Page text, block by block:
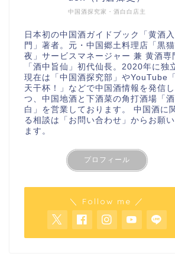
中国酒探究家・酒白白店主
日本初の中国酒ガイドブック「 黄酒入
門 」著者。元・中国郷土料理店「黒猫
夜」サービスマネージャー 兼 黄酒専
「酒中旨仙」初代仙長。2020年に独
現在は「 中国酒探究部 」やYouTube
天干杯！」 などで中国酒情報を発信
つ、中国地酒と下酒菜の角打酒場「酒
白」を営業しております。 中国酒に
る相談は
「お問い合わせ」 からお願い
ます。
プロフィール
＼ Follow me ／